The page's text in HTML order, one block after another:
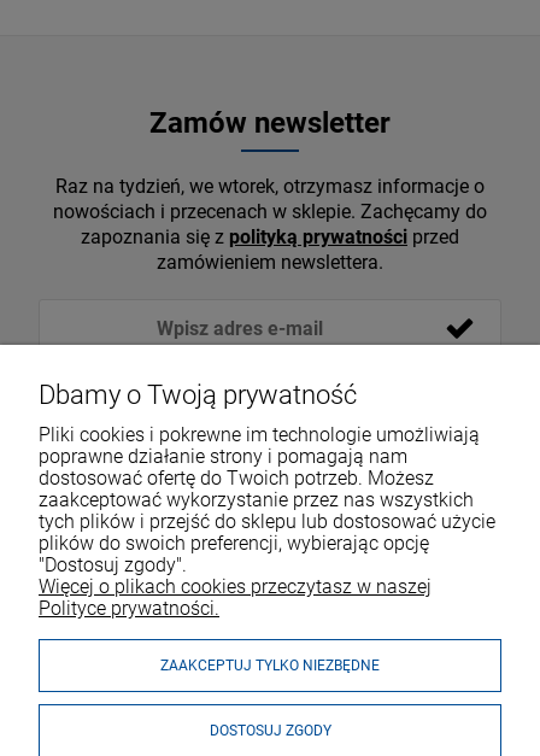
Zamów newsletter
Raz na tydzień, we wtorek, otrzymasz informacje o
nowościach i przecenach w sklepie. Zachęcamy do
zapoznania się z polityką prywatności przed
zamówieniem newslettera.
VOICESHOP.PL
ZAKUPY
Dbamy o Twoją prywatność
Pliki cookies i pokrewne im technologie umożliwiają
poprawne działanie strony i pomagają nam
dostosować ofertę do Twoich potrzeb. Możesz
zaakceptować wykorzystanie przez nas wszystkich
tych plików i przejść do sklepu lub dostosować użycie
plików do swoich preferencji, wybierając opcję
"Dostosuj zgody".
Więcej o plikach cookies przeczytasz w naszej
Polityce prywatności.
ZAAKCEPTUJ TYLKO NIEZBĘDNE
DOSTOSUJ ZGODY